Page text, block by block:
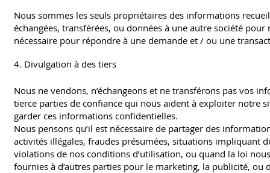
Nous sommes les seuls propriétaires des informations
échangées, transférées, ou données à une autre société
nécessaire pour répondre à une demande et / ou une
4. Divulgation à des tiers
Nous ne vendons, n’échangeons et ne transférons pas vos
tierce parties de confiance qui nous aident à exploiter notre
garder ces informations confidentielles.
Nous pensons qu’il est nécessaire de partager des
activités illégales, fraudes présumées, situations impliquant
violations de nos conditions d’utilisation, ou quand la loi
fournies à d’autres parties pour le marketing, la publicité, ou